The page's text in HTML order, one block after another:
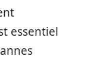
essentiel